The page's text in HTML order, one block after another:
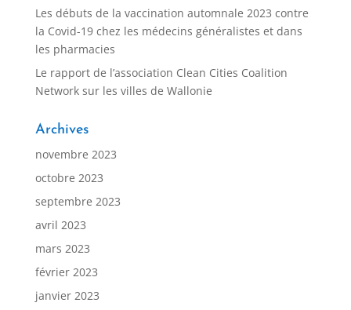
Les débuts de la vaccination automnale 2023 contre
la Covid-19 chez les médecins généralistes et dans
les pharmacies
Le rapport de l’association Clean Cities Coalition
Network sur les villes de Wallonie
Archives
novembre 2023
octobre 2023
septembre 2023
avril 2023
mars 2023
février 2023
janvier 2023